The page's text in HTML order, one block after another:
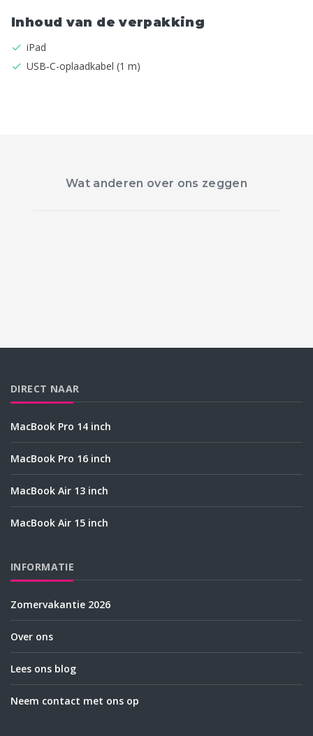
Inhoud van de verpakking
iPad
USB‑C-oplaadkabel (1 m)
Wat anderen over ons zeggen
DIRECT NAAR
MacBook Pro 14 inch
MacBook Pro 16 inch
MacBook Air 13 inch
MacBook Air 15 inch
INFORMATIE
Zomervakantie 2026
Over ons
Lees ons blog
Neem contact met ons op